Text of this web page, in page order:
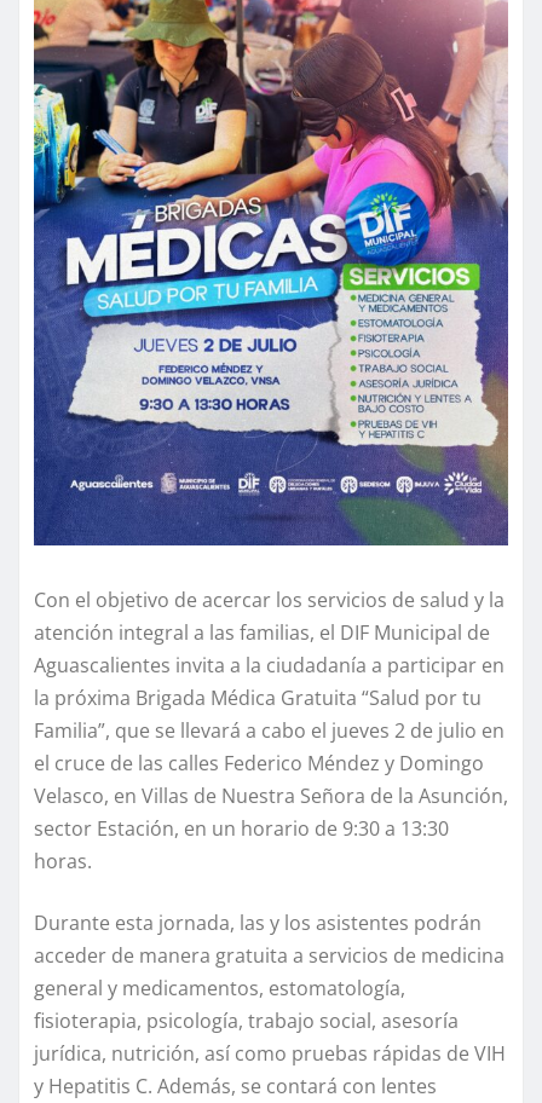
Con el objetivo de acercar los servicios de salud y la
atención integral a las familias, el DIF Municipal de
Aguascalientes invita a la ciudadanía a participar en
la próxima Brigada Médica Gratuita “Salud por tu
Familia”, que se llevará a cabo el jueves 2 de julio en
el cruce de las calles Federico Méndez y Domingo
Velasco, en Villas de Nuestra Señora de la Asunción,
sector Estación, en un horario de 9:30 a 13:30
horas.
Durante esta jornada, las y los asistentes podrán
acceder de manera gratuita a servicios de medicina
general y medicamentos, estomatología,
fisioterapia, psicología, trabajo social, asesoría
jurídica, nutrición, así como pruebas rápidas de VIH
y Hepatitis C. Además, se contará con lentes